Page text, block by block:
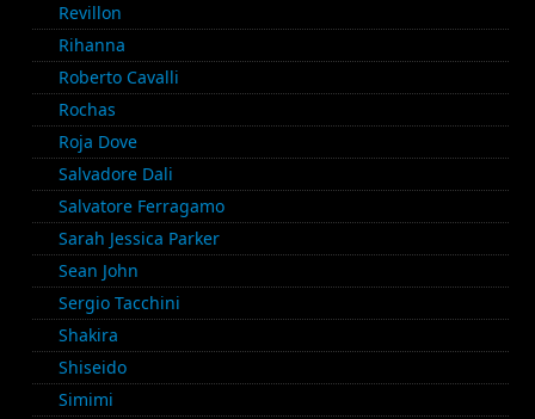
Revillon
Rihanna
Roberto Cavalli
Rochas
Roja Dove
Salvadore Dali
Salvatore Ferragamo
Sarah Jessica Parker
Sean John
Sergio Tacchini
Shakira
Shiseido
Simimi